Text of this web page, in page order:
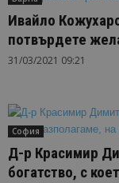
Ивайло
потвърдете
31/03/2021 09:21
София
Д-р Красимир
богатство, с